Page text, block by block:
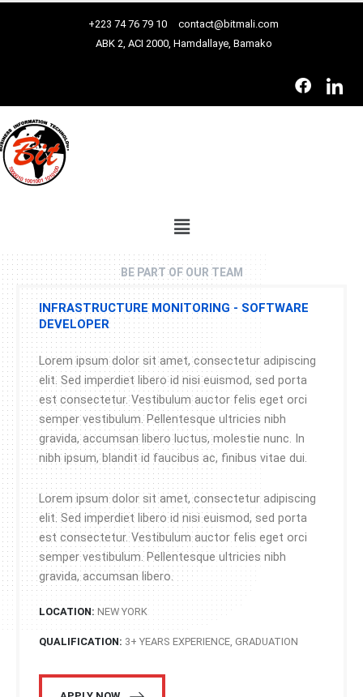
+223 74 76 79 10
contact@bitmali.com
ABK 2, ACI 2000, Hamdallaye, Bamako
BE PART OF OUR TEAM
INFRASTRUCTURE MONITORING - SOFTWARE
DEVELOPER
Lorem ipsum dolor sit amet, consectetur adipiscing
elit. Sed imperdiet libero id nisi euismod, sed porta
est consectetur. Vestibulum auctor felis eget orci
semper vestibulum. Pellentesque ultricies nibh
gravida, accumsan libero luctus, molestie nunc. In
nibh ipsum, blandit id faucibus ac, finibus vitae dui.
Lorem ipsum dolor sit amet, consectetur adipiscing
elit. Sed imperdiet libero id nisi euismod, sed porta
est consectetur. Vestibulum auctor felis eget orci
semper vestibulum. Pellentesque ultricies nibh
gravida, accumsan libero.
LOCATION:NEW YORK
QUALIFICATION: 3+ YEARS EXPERIENCE, GRADUATION